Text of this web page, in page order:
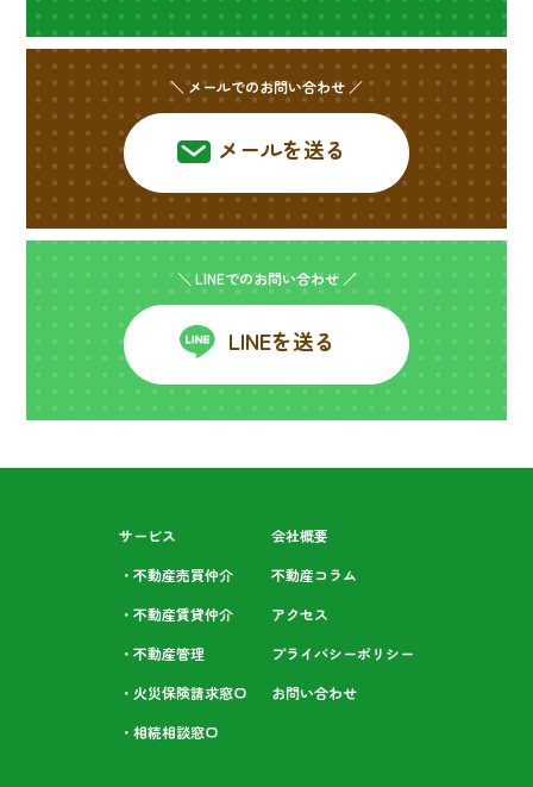
＼ メールでのお問い合わせ ／
メールを送る
＼ LINEでのお問い合わせ ／
LINEを送る
サービス
・不動産売買仲介
・不動産賃貸仲介
・不動産管理
・火災保険請求窓口
・相続相談⁩窓口
会社概要
不動産コラム
アクセス
プライバシーポリシー
お問い合わせ